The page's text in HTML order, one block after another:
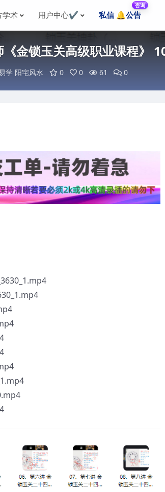
学术 用户中心✔️ 私信 🔔公告
咨询
金锁玉关高级职业课程》
学 阳宅风水 0 0 61 0